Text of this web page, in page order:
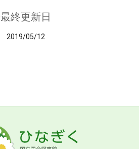
最終更新日
2019/05/12